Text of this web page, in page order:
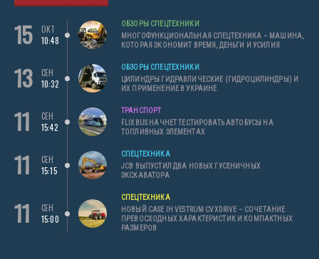
15
ОКТ
10:48
ОБЗОРЫ СПЕЦТЕХНИКИ
МНОГОФУНКЦИОНАЛЬНАЯ СПЕЦТЕХНИКА – МАШИНА,
КОТОРАЯ ЭКОНОМИТ ВРЕМЯ, ДЕНЬГИ И УСИЛИЯ
13
СЕН
10:32
ОБЗОРЫ СПЕЦТЕХНИКИ
ЦИЛИНДРЫ ГИДРАВЛИЧЕСКИЕ (ГИДРОЦИЛИНДРЫ) И
ИХ ПРИМЕНЕНИЕ В УКРАИНЕ
11
СЕН
15:42
ТРАНСПОРТ
FLIXBUS НАЧНЕТ ТЕСТИРОВАТЬ АВТОБУСЫ НА
ТОПЛИВНЫХ ЭЛЕМЕНТАХ
11
СЕН
15:15
СПЕЦТЕХНИКА
JCB ВЫПУСТИЛ ДВА НОВЫХ ГУСЕНИЧНЫХ
ЭКСКАВАТОРА
11
СЕН
15:00
СПЕЦТЕХНИКА
НОВЫЙ CASE IH VESTRUM CVXDRIVE – СОЧЕТАНИЕ
ПРЕВОСХОДНЫХ ХАРАКТЕРИСТИК И КОМПАКТНЫХ
РАЗМЕРОВ